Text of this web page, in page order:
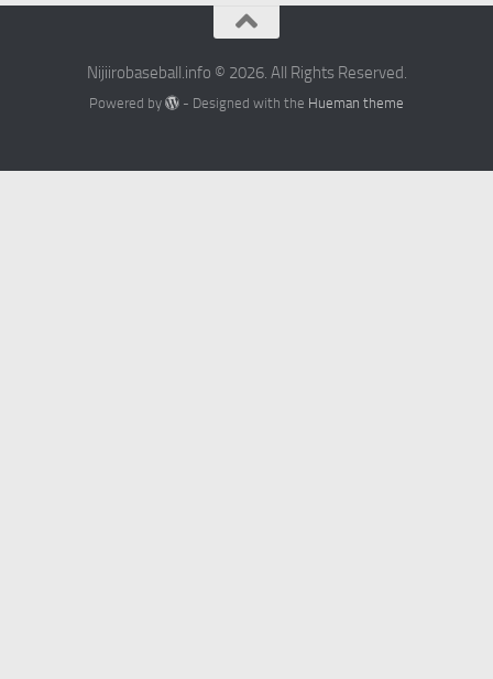
Nijiirobaseball.info © 2026. All Rights Reserved.
Powered by - Designed with the Hueman theme